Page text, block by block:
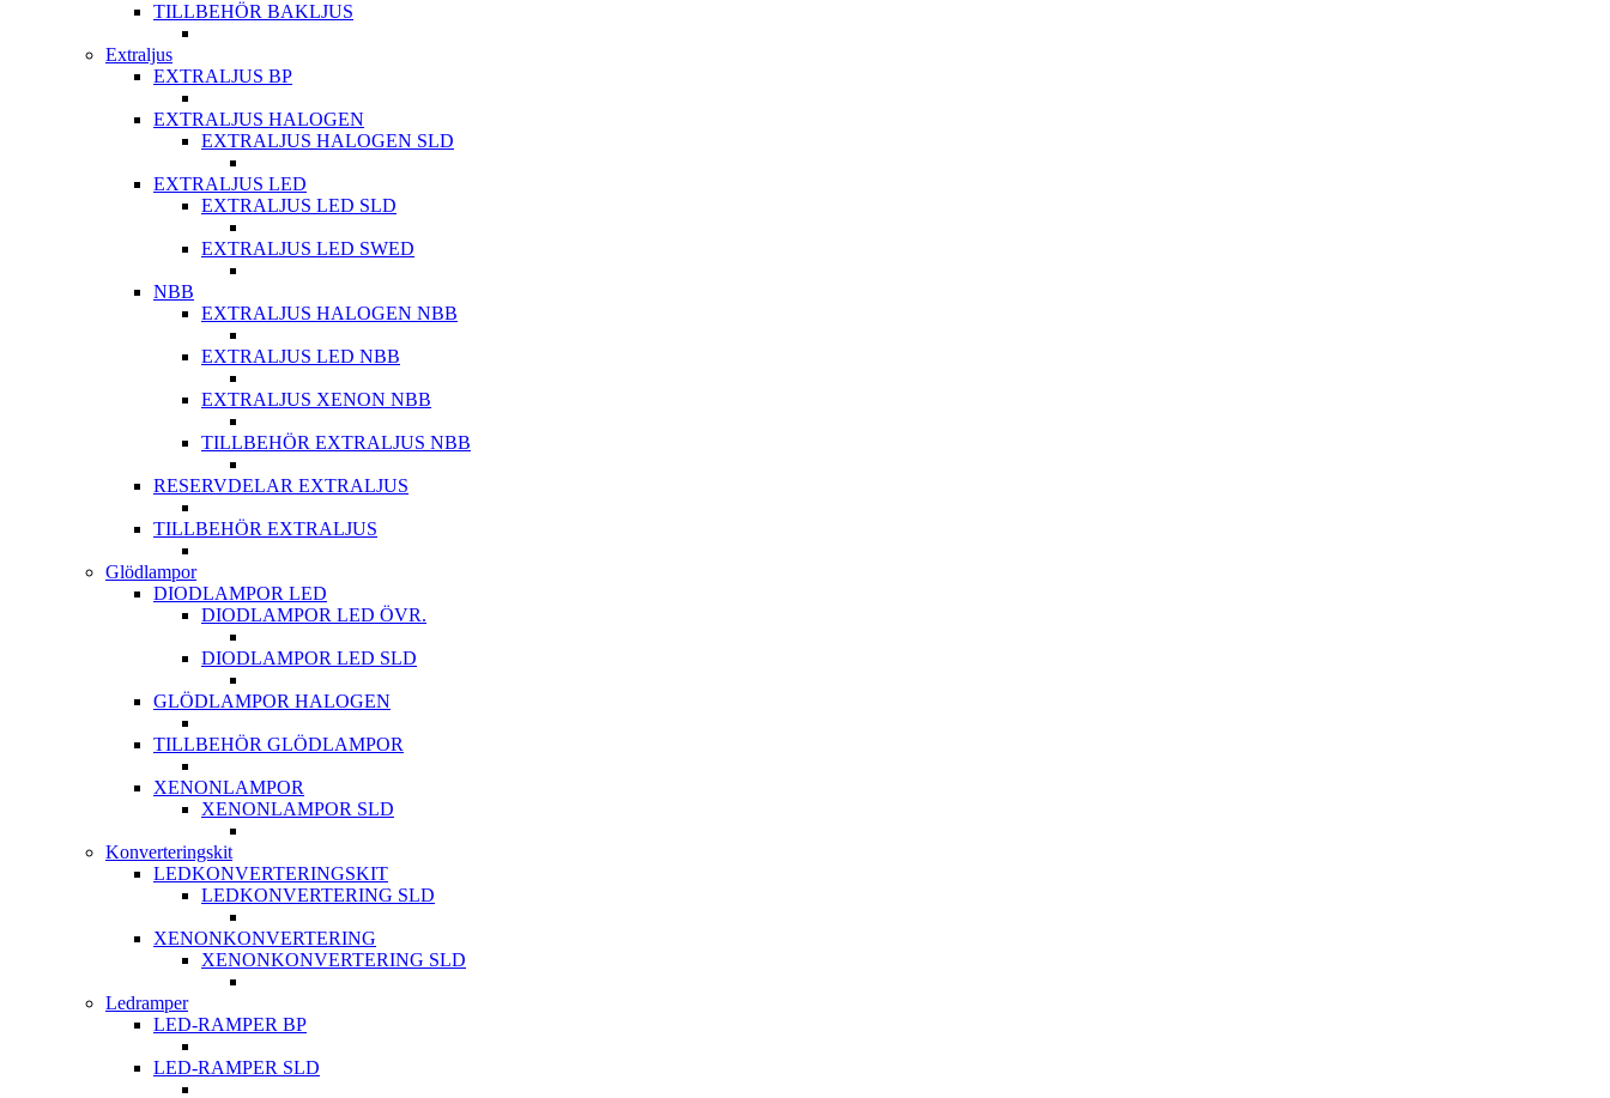
TILLBEHÖR BAKLJUS
Extraljus
EXTRALJUS BP
EXTRALJUS HALOGEN
EXTRALJUS HALOGEN SLD
EXTRALJUS LED
EXTRALJUS LED SLD
EXTRALJUS LED SWED
NBB
EXTRALJUS HALOGEN NBB
EXTRALJUS LED NBB
EXTRALJUS XENON NBB
TILLBEHÖR EXTRALJUS NBB
RESERVDELAR EXTRALJUS
TILLBEHÖR EXTRALJUS
Glödlampor
DIODLAMPOR LED
DIODLAMPOR LED ÖVR.
DIODLAMPOR LED SLD
GLÖDLAMPOR HALOGEN
TILLBEHÖR GLÖDLAMPOR
XENONLAMPOR
XENONLAMPOR SLD
Konverteringskit
LEDKONVERTERINGSKIT
LEDKONVERTERING SLD
XENONKONVERTERING
XENONKONVERTERING SLD
Ledramper
LED-RAMPER BP
LED-RAMPER SLD